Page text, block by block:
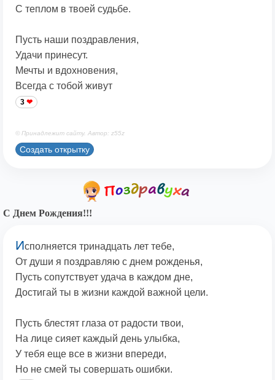
С теплом в твоей судьбе.
Пусть наши поздравления,
Удачи принесут.
Мечты и вдохновения,
Всегда с тобой живут
3
© Принадлежит сайту. Автор: z55z
Создать открытку
С Днем Рождения!!!
Исполняется тринадцать лет тебе,
От души я поздравляю с днем рожденья,
Пусть сопутствует удача в каждом дне,
Достигай ты в жизни каждой важной цели.
Пусть блестят глаза от радости твои,
На лице сияет каждый день улыбка,
У тебя еще все в жизни впереди,
Но не смей ты совершать ошибки.